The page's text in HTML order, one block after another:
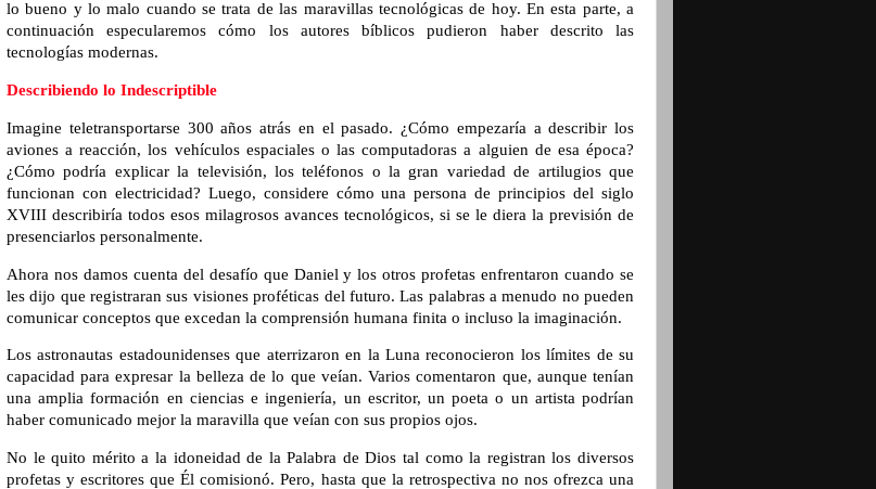
lo bueno y lo malo cuando se trata de las maravillas tecnológicas de hoy. En esta parte, a
continuación especularemos cómo los autores bíblicos pudieron haber descrito las
tecnologías modernas.
Describiendo lo Indescriptible
Imagine teletransportarse 300 años atrás en el pasado. ¿Cómo empezaría a describir los
aviones a reacción, los vehículos espaciales o las computadoras a alguien de esa época?
¿Cómo podría explicar la televisión, los teléfonos o la gran variedad de artilugios que
funcionan con electricidad? Luego, considere cómo una persona de principios del siglo
XVIII describiría todos esos milagrosos avances tecnológicos, si se le diera la previsión de
presenciarlos personalmente.
Ahora nos damos cuenta del desafío que Daniel y los otros profetas enfrentaron cuando se
les dijo que registraran sus visiones proféticas del futuro. Las palabras a menudo no pueden
comunicar conceptos que excedan la comprensión humana finita o incluso la imaginación.
Los astronautas estadounidenses que aterrizaron en la Luna reconocieron los límites de su
capacidad para expresar la belleza de lo que veían. Varios comentaron que, aunque tenían
una amplia formación en ciencias e ingeniería, un escritor, un poeta o un artista podrían
haber comunicado mejor la maravilla que veían con sus propios ojos.
No le quito mérito a la idoneidad de la Palabra de Dios tal como la registran los diversos
profetas y escritores que Él comisionó. Pero, hasta que la retrospectiva no nos ofrezca una